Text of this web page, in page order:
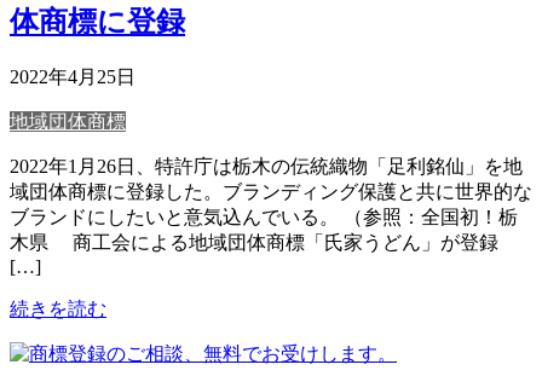
体商標に登録
2022年4月25日
地域団体商標
2022年1月26日、特許庁は栃木の伝統織物「足利銘仙」を地
域団体商標に登録した。ブランディング保護と共に世界的な
ブランドにしたいと意気込んでいる。 （参照：全国初！栃
木県 商工会による地域団体商標「氏家うどん」が登録
[…]
続きを読む